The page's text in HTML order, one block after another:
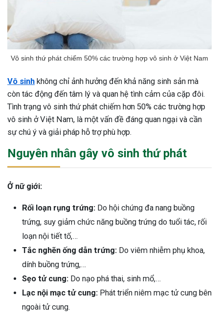
Vô sinh thứ phát chiếm 50% các trường hợp vô sinh ở Việt Nam
Vô sinh không chỉ ảnh hưởng đến khả năng sinh sản mà
còn tác động đến tâm lý và quan hệ tình cảm của cặp đôi.
Tình trạng vô sinh thứ phát chiếm hơn 50% các trường hợp
vô sinh ở Việt Nam, là một vấn đề đáng quan ngại và cần
sự chú ý và giải pháp hỗ trợ phù hợp.
Nguyên nhân gây vô sinh thứ phát
Ở nữ giới:
Rối loạn rụng trứng: Do hội chứng đa nang buồng
trứng, suy giảm chức năng buồng trứng do tuổi tác, rối
loạn nội tiết tố,…
Tắc nghẽn ống dẫn trứng: Do viêm nhiễm phụ khoa,
dính buồng trứng,…
Sẹo tử cung: Do nạo phá thai, sinh mổ,…
Lạc nội mạc tử cung: Phát triển niêm mạc tử cung bên
ngoài tử cung.